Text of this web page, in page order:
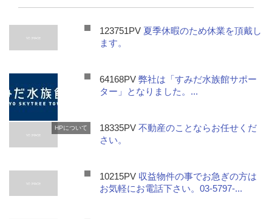
123751PV 夏季休暇のため休業を頂戴し
ます。
64168PV弊社は「すみだ水族館サポー
ター」となりました。...
HPについて 18335PV不動産のことならお任せくだ
さい。
10215PV 収益物件の事でお急ぎの方は
お気軽にお電話下さい。03-5797-...